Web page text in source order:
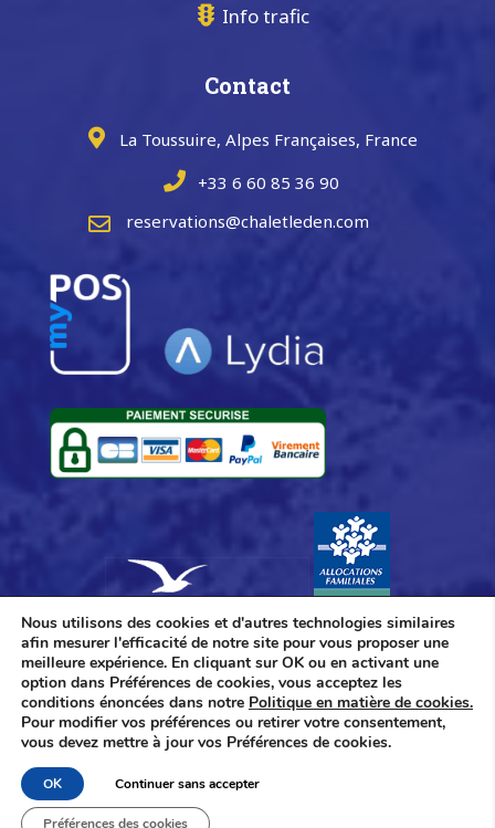
Info trafic
Contact
La Toussuire, Alpes Françaises, France
+33 6 60 85 36 90
Actualités / Blog Réserver
Nous utilisons des cookies et d'autres technologies similaires
afin mesurer l'efficacité de notre site pour vous proposer une
meilleure expérience. En cliquant sur OK ou en activant une
option dans Préférences de cookies, vous acceptez les
conditions énoncées dans notre Politique en matière de cookies.
Pour modifier vos préférences ou retirer votre consentement,
vous devez mettre à jour vos Préférences de cookies.
OK Continuer sans accepter
Préférences des cookies